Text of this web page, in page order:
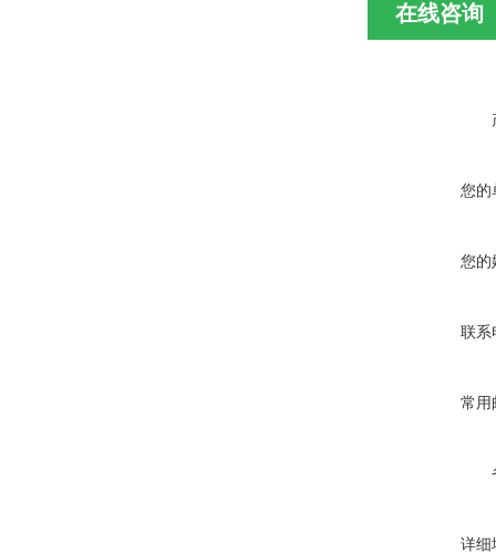
在线咨询
您的
您的
联系
常用
详细